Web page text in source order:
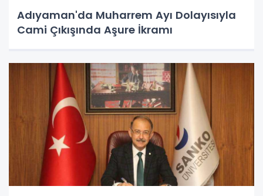
Adıyaman'da Muharrem Ayı Dolayısıyla
Cami Çıkışında Aşure İkramı